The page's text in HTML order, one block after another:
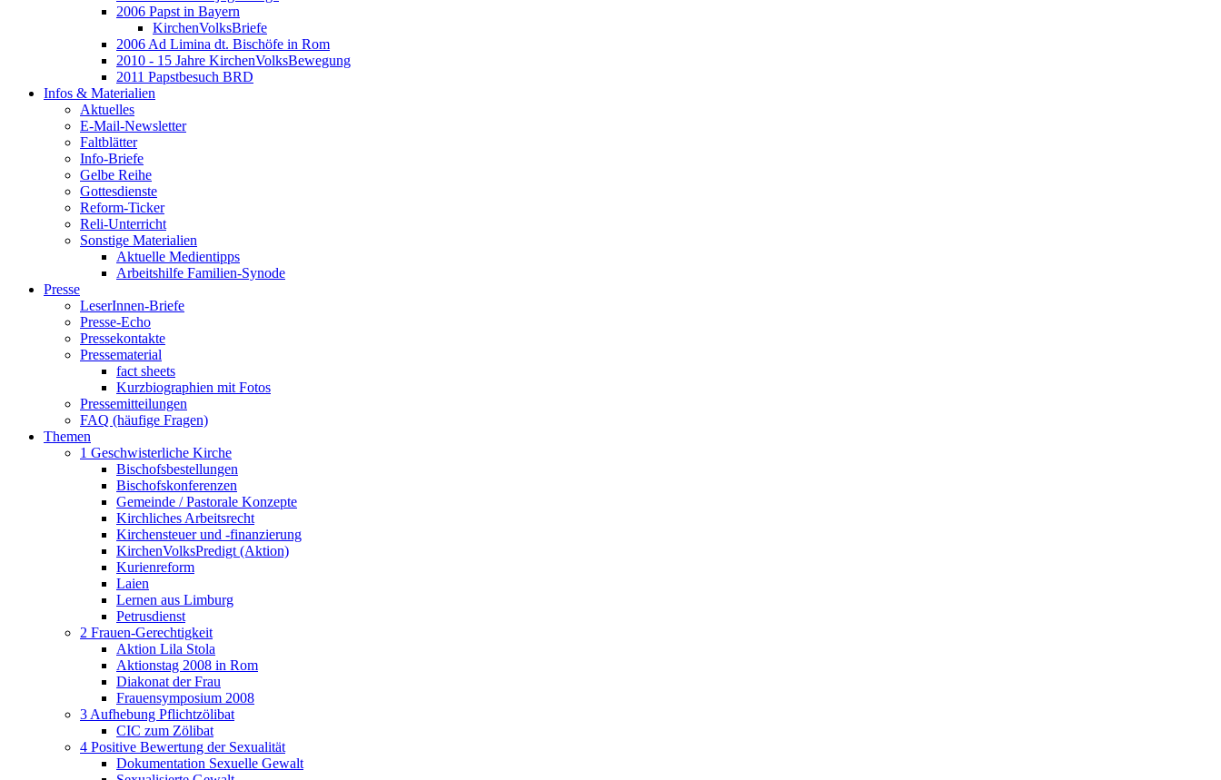
2006 Papst in Bayern
KirchenVolksBriefe
2006 Ad Limina dt. Bischöfe in Rom
2010 - 15 Jahre KirchenVolksBewegung
2011 Papstbesuch BRD
Infos & Materialien
Aktuelles
E-Mail-Newsletter
Faltblätter
Info-Briefe
Gelbe Reihe
Gottesdienste
Reform-Ticker
Reli-Unterricht
Sonstige Materialien
Aktuelle Medientipps
Arbeitshilfe Familien-Synode
Presse
LeserInnen-Briefe
Presse-Echo
Pressekontakte
Pressematerial
fact sheets
Kurzbiographien mit Fotos
Pressemitteilungen
FAQ (häufige Fragen)
Themen
1 Geschwisterliche Kirche
Bischofsbestellungen
Bischofskonferenzen
Gemeinde / Pastorale Konzepte
Kirchliches Arbeitsrecht
Kirchensteuer und -finanzierung
KirchenVolksPredigt (Aktion)
Kurienreform
Laien
Lernen aus Limburg
Petrusdienst
2 Frauen-Gerechtigkeit
Aktion Lila Stola
Aktionstag 2008 in Rom
Diakonat der Frau
Frauensymposium 2008
3 Aufhebung Pflichtzölibat
CIC zum Zölibat
4 Positive Bewertung der Sexualität
Dokumentation Sexuelle Gewalt